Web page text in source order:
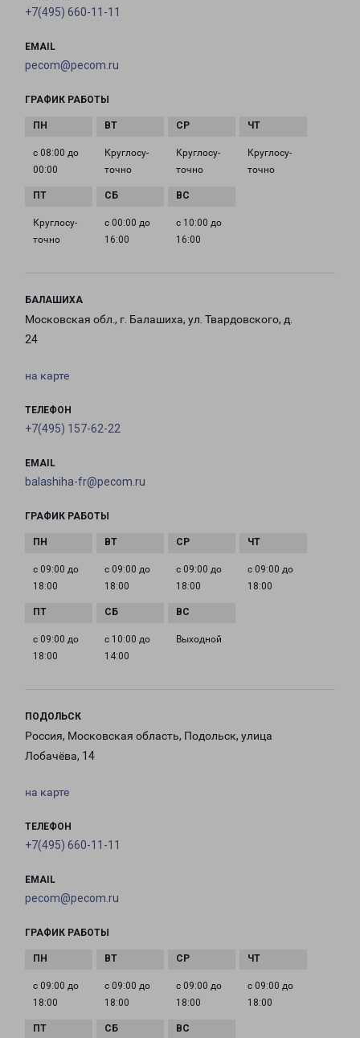
+7(495) 660-11-11
EMAIL
pecom@pecom.ru
ГРАФИК РАБОТЫ
с 08:00 до
00:00
Круглосу­
точно
Круглосу­
точно
Круглосу­
точно
Круглосу­
точно
с 00:00 до
16:00
с 10:00 до
16:00
БАЛАШИХА
Московская обл., г. Балашиха, ул. Твардовского, д.
24
на карте
ТЕЛЕФОН
+7(495) 157-62-22
EMAIL
balashiha-fr@pecom.ru
ГРАФИК РАБОТЫ
с 09:00 до
18:00
с 09:00 до
18:00
с 09:00 до
18:00
с 09:00 до
18:00
с 09:00 до
18:00
с 10:00 до
14:00
Выходной
ПОДОЛЬСК
Россия, Московская область, Подольск, улица
Лобачёва, 14
на карте
ТЕЛЕФОН
+7(495) 660-11-11
EMAIL
pecom@pecom.ru
ГРАФИК РАБОТЫ
с 09:00 до
18:00
с 09:00 до
18:00
с 09:00 до
18:00
с 09:00 до
18:00